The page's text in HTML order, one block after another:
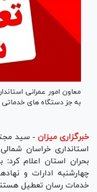
معاون امور عمرانی
به جز دستگاه های
خبرگزاری میزان - سید
استانداری خراسان
بحران استان اعلام کرد:
چهارشنبه ادارات و
خدمات رسان تعطیل